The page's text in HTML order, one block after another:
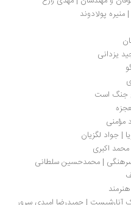
پولادوند
یزدانی
جنگ است
مؤمنی
| جواد لگزیان
اکبری
سرهنگی | محمدحسین سلطانی